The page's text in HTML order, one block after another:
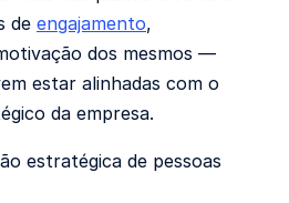
de engajamento,
dos mesmos —
estar alinhadas com o
da empresa.
estratégica de pessoas